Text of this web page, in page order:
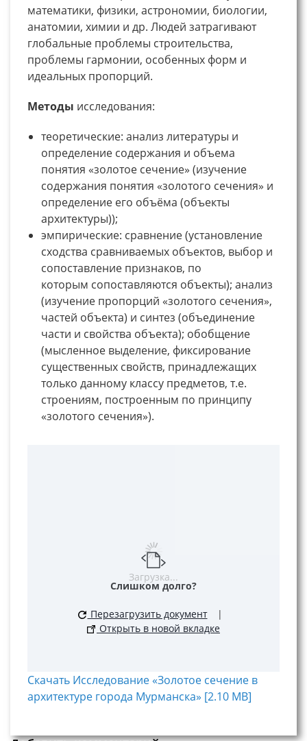
математики, физики, астрономии, биологии,
анатомии, химии и др. Людей затрагивают
глобальные проблемы строительства,
проблемы гармонии, особенных форм и
идеальных пропорций.
Методы исследования:
теоретические: анализ литературы и
определение содержания и объема
понятия «золотое сечение» (изучение
содержания понятия «золотого сечения» и
определение его объёма (объекты
архитектуры));
эмпирические: сравнение (установление
сходства сравниваемых объектов, выбор и
сопоставление признаков, по
которым сопоставляются объекты); анализ
(изучение пропорций «золотого сечения»,
частей объекта) и синтез (объединение
части и свойства объекта); обобщение
(мысленное выделение, фиксирование
существенных свойств, принадлежащих
только данному классу предметов, т.е.
строениям, построенным по принципу
«золотого сечения»).
Загрузка...
Слишком долго?
Перезагрузить документ
|
Открыть в новой вкладке
Скачать Исследование «Золотое сечение в
архитектуре города Мурманска» [2.10 MB]